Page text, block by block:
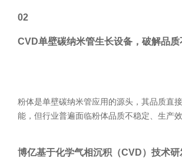
02
CVD单壁碳纳米管生长设备，破解品质
粉体是单壁碳纳米管应用的源头，其品质直
能，但行业普遍面临粉体品质不稳定、生产效
博亿基于化学气相沉积（CVD）技术